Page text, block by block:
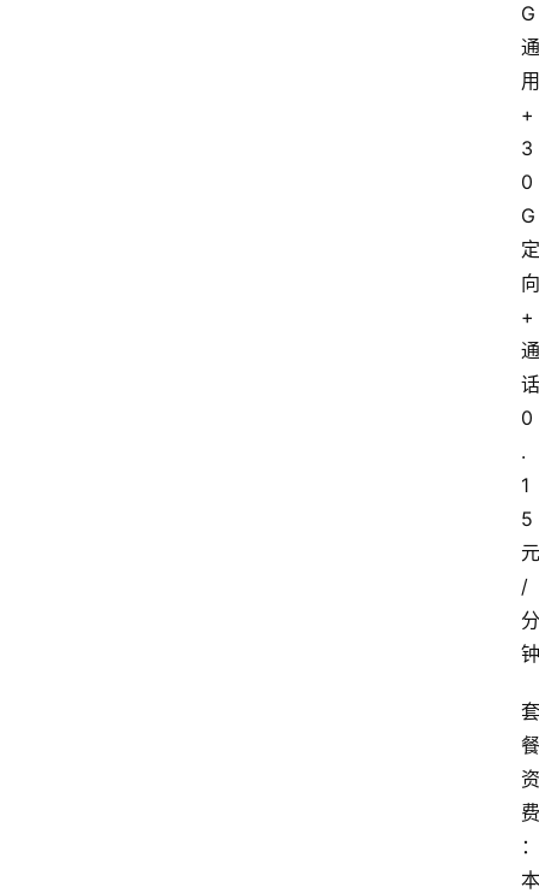
G
通
用
+
3
0
G
定
向
+
通
话
0
.
1
5
元
/
分
钟
套
餐
资
费
：
本